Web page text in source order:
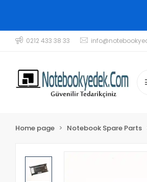
0212 433 38 33
Home page Notebook Spare Parts